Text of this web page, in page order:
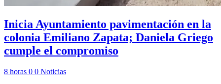
Inicia Ayuntamiento pavimentación en la
colonia Emiliano Zapata; Daniela Griego
cumple el compromiso
8 horas 0 0 Noticias